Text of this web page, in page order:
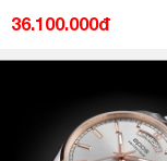
36.100.000đ